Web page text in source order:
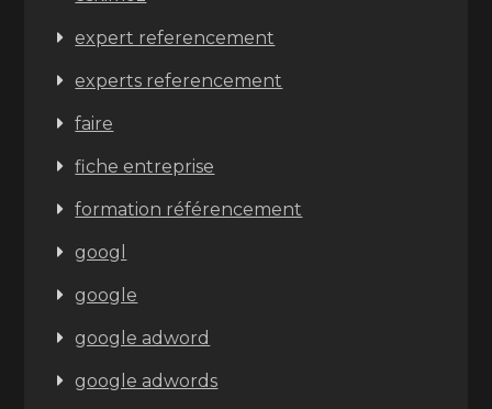
expert referencement
experts referencement
faire
fiche entreprise
formation référencement
googl
google
google adword
google adwords